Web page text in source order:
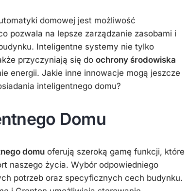
domowej jest możliwość
pozwala na lepsze zarządzanie zasobami i
Inteligentne systemy nie tylko
przyczyniają się do ochrony środowiska
energii. Jakie inne innowacje mogą jeszcze
inteligentnego domu?
Domu
domu oferują szeroką gamę funkcji, które
naszego życia. Wybór odpowiedniego
potrzeb oraz specyficznych cech budynku.